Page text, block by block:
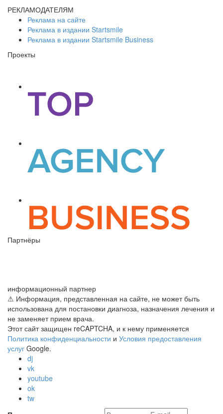
РЕКЛАМОДАТЕЛЯМ
Реклама на сайте
Реклама в издании Startsmile
Реклама в издании Startsmile Business
Проекты
Партнёры
информационный партнер
⚠ Информация, представленная на сайте, не может быть
использована для постановки диагноза, назначения лечения и
не заменяет прием врача.
Этот сайт защищен reCAPTCHA, и к нему применяется
Политика конфиденциальности и Условия предоставления
услуг Google.
dj
vk
youtube
ok
tw